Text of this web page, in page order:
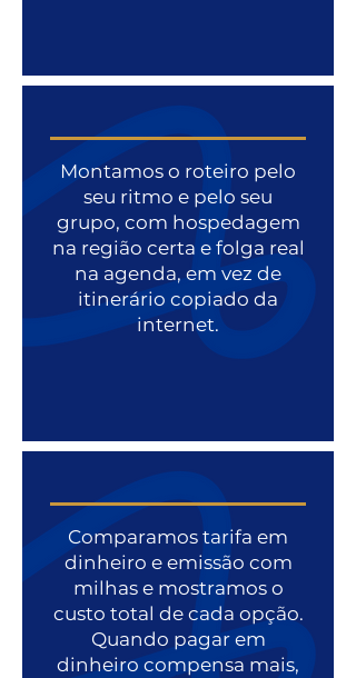
Montamos o roteiro pelo
seu ritmo e pelo seu
grupo, com hospedagem
na região certa e folga real
na agenda, em vez de
itinerário copiado da
internet.
Comparamos tarifa em
dinheiro e emissão com
milhas e mostramos o
custo total de cada opção.
Quando pagar em
dinheiro compensa mais,